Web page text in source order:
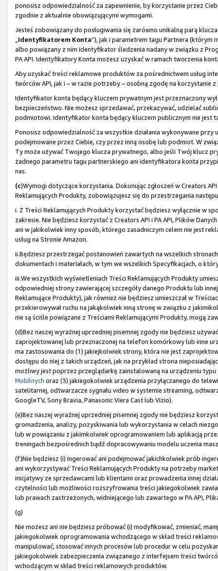
ponosisz odpowiedzialność za zapewnienie, by korzystanie przez
zgodnie z aktualnie obowiązującymi wymogami.
Jesteś zobowiązany do posługiwania się zarówno unikalną parą
Identyfikatorem Konta”), jak i parametrem tagu Partnera (którym
albo powiązany z nim identyfikator śledzenia nadany w związku z
PA API. Identyfikatory Konta możesz uzyskać w ramach tworzenia
Aby uzyskać treści reklamowe produktów za pośrednictwem usług
twórców API, jak i – w razie potrzeby – osobną zgodę na korzystanie z
Identyfikator konta będący kluczem prywatnym jest przeznaczony
bezpieczeństwo. Nie możesz sprzedawać, przekazywać, udzielać
podmiotowi. Identyfikator konta będący kluczem publicznym nie jest
Ponosisz odpowiedzialność za wszystkie działania wykonywane
podejmowane przez Ciebie, czy przez inną osobę lub podmiot. W
Ty może używać Twojego klucza prywatnego, albo jeśli Twój klucz
żadnego parametru tagu partnerskiego ani identyfikatora konta
nas.
(c)Wymogi dotyczące korzystania. Dokonując zgłoszeń w Creators
Reklamujących Produkty, zobowiązujesz się do przestrzegania
i. Z Treści Reklamujących Produkty korzystać będziesz wyłącznie w
zakresie. Nie będziesz korzystać z Creators API i PA API, Plików
ani w jakikolwiek inny sposób, którego zasadniczym celem nie jest
usług na Stronie Amazon.
ii.Będziesz przestrzegać postanowień zawartych na wszelkich
dokumentach i materiałach, w tym we wszelkich Specyfikacjach, o
iii.We wszystkich wyświetleniach Treści Reklamujących Produkty
odpowiedniej strony zawierającej szczegóły danego Produktu lub
Reklamujące Produkty), jak również nie będziesz umieszczał w
przekierowywał ruchu na jakąkolwiek inną stronę w związku z
nie są ściśle powiązane z Treściami Reklamującymi Produkty, mogą
(d)Bez naszej wyraźnej uprzedniej pisemnej zgody nie będziesz
zaprojektowanej lub przeznaczonej na telefon komórkowy lub inne
ma zastosowania do (1) jakiejkolwiek strony, która nie jest
dostępu do niej z takich urządzeń, jak na przykład strona
możliwy jest poprzez przeglądarkę zainstalowaną na urządzeniu
Mobilnych oraz (3) jakiegokolwiek urządzenia przyłączanego do
satelitarnej, odtwarzacze sygnału video w systemie streaming,
GoogleTV, Sony Bravia, Panasonic Viera Cast lub Vizio).
(e)Bez naszej wyraźnej uprzedniej pisemnej zgody nie będziesz
gromadzenia, analizy, pozyskiwania lub wykorzystania w celach
lub w powiązaniu z jakimkolwiek oprogramowaniem lub aplikacją
treningach bezpośrednich bądź dopracowywaniu modelu uczenia
(f)Nie będziesz (i) ingerować ani podejmować jakichkolwiek prób
ani wykorzystywać Treści Reklamujących Produkty na potrzeby
inicjatywy ze sprzedawcami lub klientami oraz prowadzenia innej
czytelności lub możliwości rozszyfrowania treści jakiegokolwiek
lub prawach zastrzeżonych, widniejącego lub zawartego w PA API,
(g)
Nie możesz ani nie będziesz próbować (i) modyfikować, zmieniać,
jakiegokolwiek oprogramowania wchodzącego w skład treści
manipulować, stosować innych procesów lub procedur w celu
jakiegokolwiek zabezpieczenia związanego z interfejsem treści
wchodzącym w skład treści reklamowych produktów.